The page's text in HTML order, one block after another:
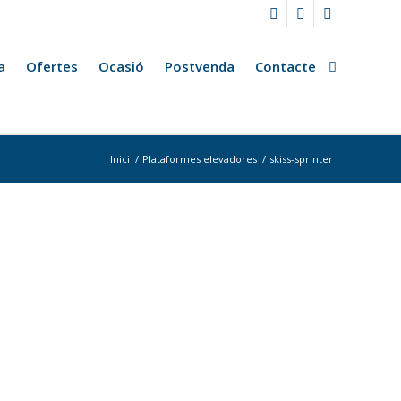
Ofertes Ocasió Postvenda Contacte
Inici / Plataformes elevadores / skiss-sprinter